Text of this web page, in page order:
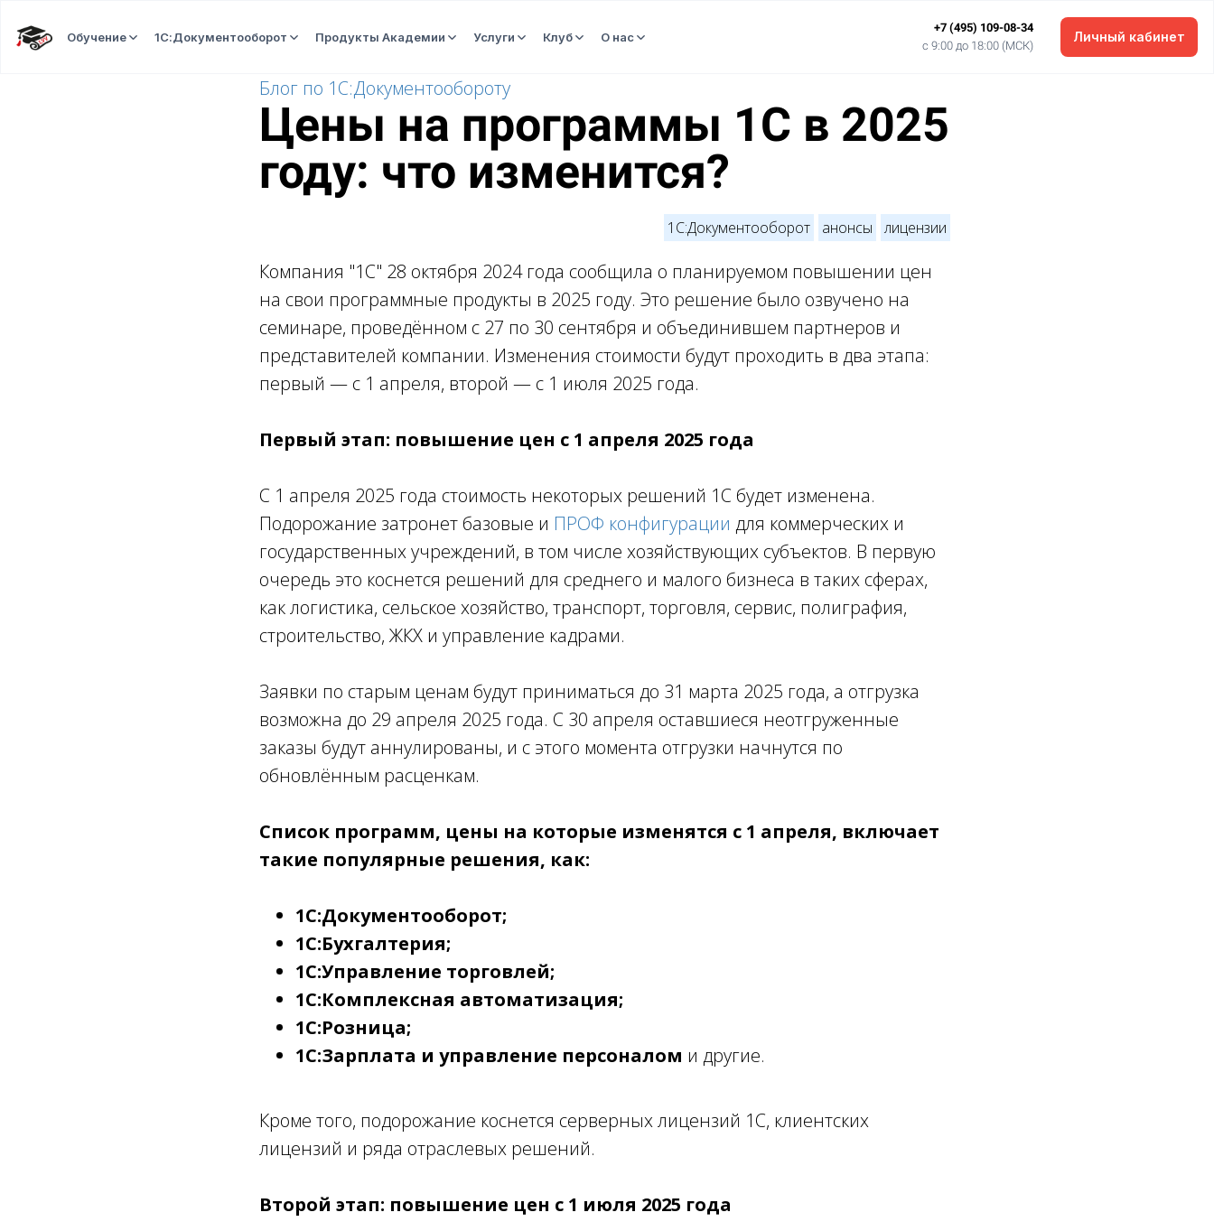
Обучение 1С:Документооборот Продукты Академии Услуги Клуб О нас
+7 (495) 109-08-34
c 9:00 до 18:00 (МСК)
Личный кабинет
Блог по 1С:Документообороту
Цены на программы 1С в 2025
году: что изменится?
1С:Документооборот анонсы лицензии
Компания "1С" 28 октября 2024 года сообщила о планируемом повышении цен
на свои программные продукты в 2025 году. Это решение было озвучено на
семинаре, проведённом с 27 по 30 сентября и объединившем партнеров и
представителей компании. Изменения стоимости будут проходить в два этапа:
первый — с 1 апреля, второй — с 1 июля 2025 года.
Первый этап: повышение цен с 1 апреля 2025 года
С 1 апреля 2025 года стоимость некоторых решений 1С будет изменена.
Подорожание затронет базовые и ПРОФ конфигурации для коммерческих и
государственных учреждений, в том числе хозяйствующих субъектов. В первую
очередь это коснется решений для среднего и малого бизнеса в таких сферах,
как логистика, сельское хозяйство, транспорт, торговля, сервис, полиграфия,
строительство, ЖКХ и управление кадрами.
Заявки по старым ценам будут приниматься до 31 марта 2025 года, а отгрузка
возможна до 29 апреля 2025 года. С 30 апреля оставшиеся неотгруженные
заказы будут аннулированы, и с этого момента отгрузки начнутся по
обновлённым расценкам.
Список программ, цены на которые изменятся с 1 апреля, включает
такие популярные решения, как:
1С:Документооборот;
1С:Бухгалтерия;
1С:Управление торговлей;
1С:Комплексная автоматизация;
1С:Розница;
1С:Зарплата и управление персоналом и другие.
Кроме того, подорожание коснется серверных лицензий 1С, клиентских
лицензий и ряда отраслевых решений.
Второй этап: повышение цен с 1 июля 2025 года